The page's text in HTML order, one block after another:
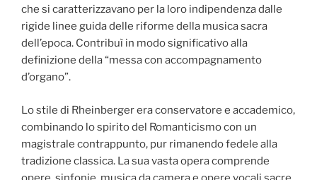
che si caratterizzavano per la loro indipendenza dalle
rigide linee guida delle riforme della musica sacra
dell’epoca. Contribuì in modo significativo alla
definizione della “messa con accompagnamento
d’organo”.
Lo stile di Rheinberger era conservatore e accademico,
combinando lo spirito del Romanticismo con un
magistrale contrappunto, pur rimanendo fedele alla
tradizione classica. La sua vasta opera comprende